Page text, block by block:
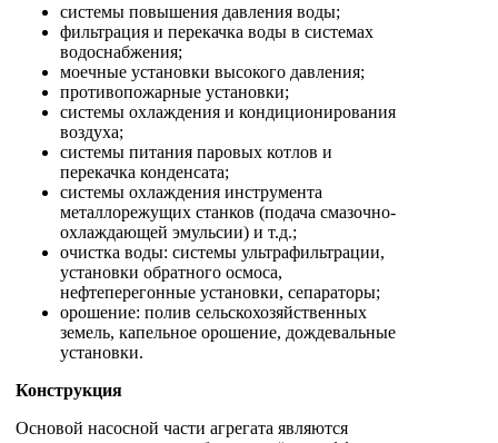
системы повышения давления воды;
фильтрация и перекачка воды в системах
водоснабжения;
моечные установки высокого давления;
противопожарные установки;
системы охлаждения и кондиционирования
воздуха;
системы питания паровых котлов и
перекачка конденсата;
системы охлаждения инструмента
металлорежущих станков (подача смазочно-
охлаждающей эмульсии) и т.д.;
очистка воды: системы ультрафильтрации,
установки обратного осмоса,
нефтеперегонные установки, сепараторы;
орошение: полив сельскохозяйственных
земель, капельное орошение, дождевальные
установки.
Конструкция
Основой насосной части агрегата являются